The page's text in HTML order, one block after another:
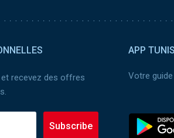
recevez des offres
Subscribe
APP
Votre